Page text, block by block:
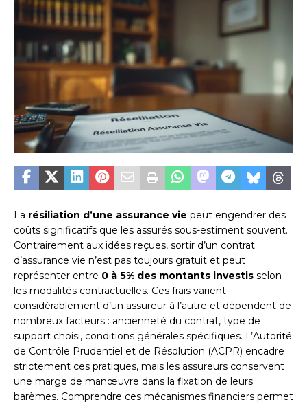
La résiliation d’une assurance vie peut engendrer des
coûts significatifs que les assurés sous-estiment souvent.
Contrairement aux idées reçues, sortir d’un contrat
d’assurance vie n’est pas toujours gratuit et peut
représenter entre 0 à 5% des montants investis selon
les modalités contractuelles. Ces frais varient
considérablement d’un assureur à l’autre et dépendent de
nombreux facteurs : ancienneté du contrat, type de
support choisi, conditions générales spécifiques. L’Autorité
de Contrôle Prudentiel et de Résolution (ACPR) encadre
strictement ces pratiques, mais les assureurs conservent
une marge de manœuvre dans la fixation de leurs
barèmes. Comprendre ces mécanismes financiers permet